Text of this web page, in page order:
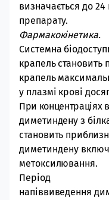
визначається до
препарату.
Фармакокінетика.
Системна
крапель становить
крапель
у плазмі крові
При концентраціях
диметиндену з
становить
диметиндену
метоксилювання.
Період
напіввиведення